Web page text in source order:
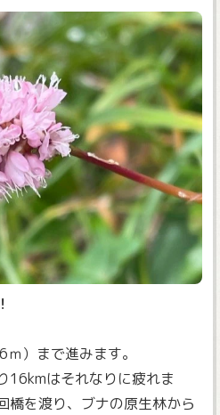
）まで進みます。
16kmはそれなりに疲れま
橋を渡り、ブナの原生林から